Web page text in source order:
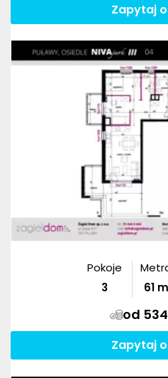
Zapytaj
Pokoje
3
61
od 534
Zapytaj